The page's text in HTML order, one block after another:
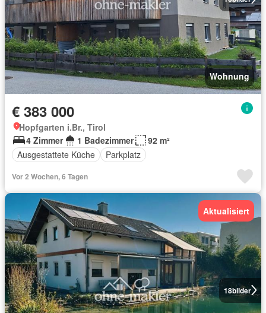
Wohnung
€ 383 000
Hopfgarten i.Br., Tirol
4 Zimmer
1 Badezimmer
92 m²
Ausgestattete Küche
Parkplatz
Vor 2 Wochen, 6 Tagen
18bilder
Aktualisiert